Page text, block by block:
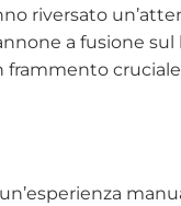
riversato
a fusione